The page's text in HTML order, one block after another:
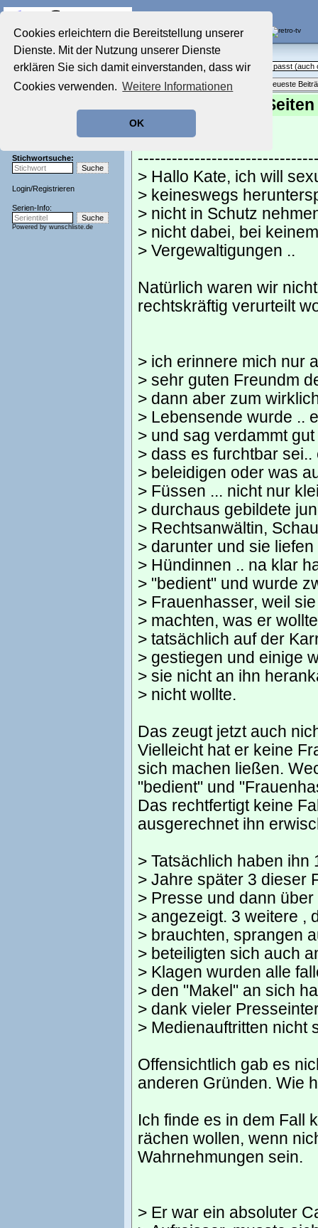
Cookies erleichtern die Bereitstellung unserer
Dienste. Mit der Nutzung unserer Dienste
erklären Sie sich damit einverstanden, dass wir
Cookies verwenden. Weitere Informationen
OK
Startseite
Aktuelles Forum
Film-Forum
Zeichentrick-Forum
Stichwortsuche:
Login/Registrieren
Serien-Info:
Powered by wunschliste.de
Sendeschluss!
Off Topic - Alles, was woanders nicht passt (auch
Themenübersicht • Neues Thema Neueste
Re: Die dunklen
geschrieben von:
tiramisusi schrieb:
> Hallo Kate, ich will
> keineswegs
> nicht in Schutz
> nicht dabei, bei
> Vergewaltigungen ..
Natürlich waren wir
rechtskräftig verurteilt
> ich erinnere mich nur
> sehr guten Freundm
> dann aber zum
> Lebensende wurde ..
> und sag verdammt
> dass es furchtbar
> beleidigen oder was
> Füssen ... nicht nur
> durchaus gebildete
> Rechtsanwältin,
> darunter und sie
> Hündinnen .. na klar
> "bedient" und wurde
> Frauenhasser, weil
> machten, was er
> tatsächlich auf der
> gestiegen und einige
> sie nicht an ihn
> nicht wollte.
Das zeugt jetzt auch
Vielleicht hat er keine
sich machen ließen.
"bedient" und
Das rechtfertigt keine
ausgerechnet ihn
> Tatsächlich haben ihn
> Jahre später 3 dieser
> Presse und dann
> angezeigt. 3 weitere ,
> brauchten, sprangen
> beteiligten sich auch
> Klagen wurden alle
> den "Makel" an sich
> dank vieler
> Medienauftritten nicht
Offensichtlich gab es
anderen Gründen. Wie
Ich finde es in dem Fall
rächen wollen, wenn
Wahrnehmungen sein.
> Er war ein absoluter